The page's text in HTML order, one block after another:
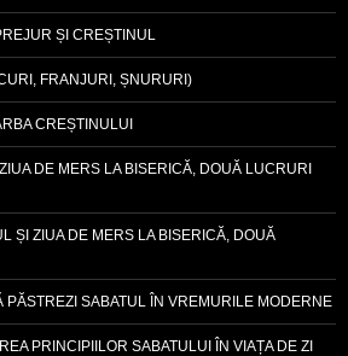
ȘI CREȘTINUL
FRANJURI, ȘNURURI)
CREȘTINULUI
DE MERS LA BISERICĂ, DOUĂ LUCRURI
ȘI ZIUA DE MERS LA BISERICĂ, DOUĂ
PĂSTREZI SABATUL ÎN VREMURILE MODERNE
PRINCIPIILOR SABATULUI ÎN VIAȚA DE ZI